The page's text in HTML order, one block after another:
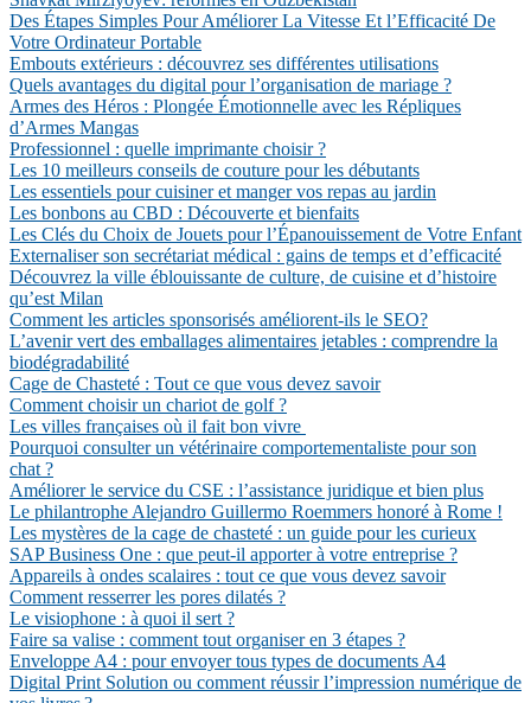
Des Étapes Simples Pour Améliorer La Vitesse Et l’Efficacité De
Votre Ordinateur Portable
Embouts extérieurs : découvrez ses différentes utilisations
Quels avantages du digital pour l’organisation de mariage ?
Armes des Héros : Plongée Émotionnelle avec les Répliques
d’Armes Mangas
Professionnel : quelle imprimante choisir ?
Les 10 meilleurs conseils de couture pour les débutants
Les essentiels pour cuisiner et manger vos repas au jardin
Les bonbons au CBD : Découverte et bienfaits
Les Clés du Choix de Jouets pour l’Épanouissement de Votre Enfant
Externaliser son secrétariat médical : gains de temps et d’efficacité
Découvrez la ville éblouissante de culture, de cuisine et d’histoire
qu’est Milan
Comment les articles sponsorisés améliorent-ils le SEO?
L’avenir vert des emballages alimentaires jetables : comprendre la
biodégradabilité
Cage de Chasteté : Tout ce que vous devez savoir
Comment choisir un chariot de golf ?
Les villes françaises où il fait bon vivre
Pourquoi consulter un vétérinaire comportementaliste pour son
chat ?
Améliorer le service du CSE : l’assistance juridique et bien plus
Le philantrophe Alejandro Guillermo Roemmers honoré à Rome !
Les mystères de la cage de chasteté : un guide pour les curieux
SAP Business One : que peut-il apporter à votre entreprise ?
Appareils à ondes scalaires : tout ce que vous devez savoir
Comment resserrer les pores dilatés ?
Le visiophone : à quoi il sert ?
Faire sa valise : comment tout organiser en 3 étapes ?
Enveloppe A4 : pour envoyer tous types de documents A4
Digital Print Solution ou comment réussir l’impression numérique de